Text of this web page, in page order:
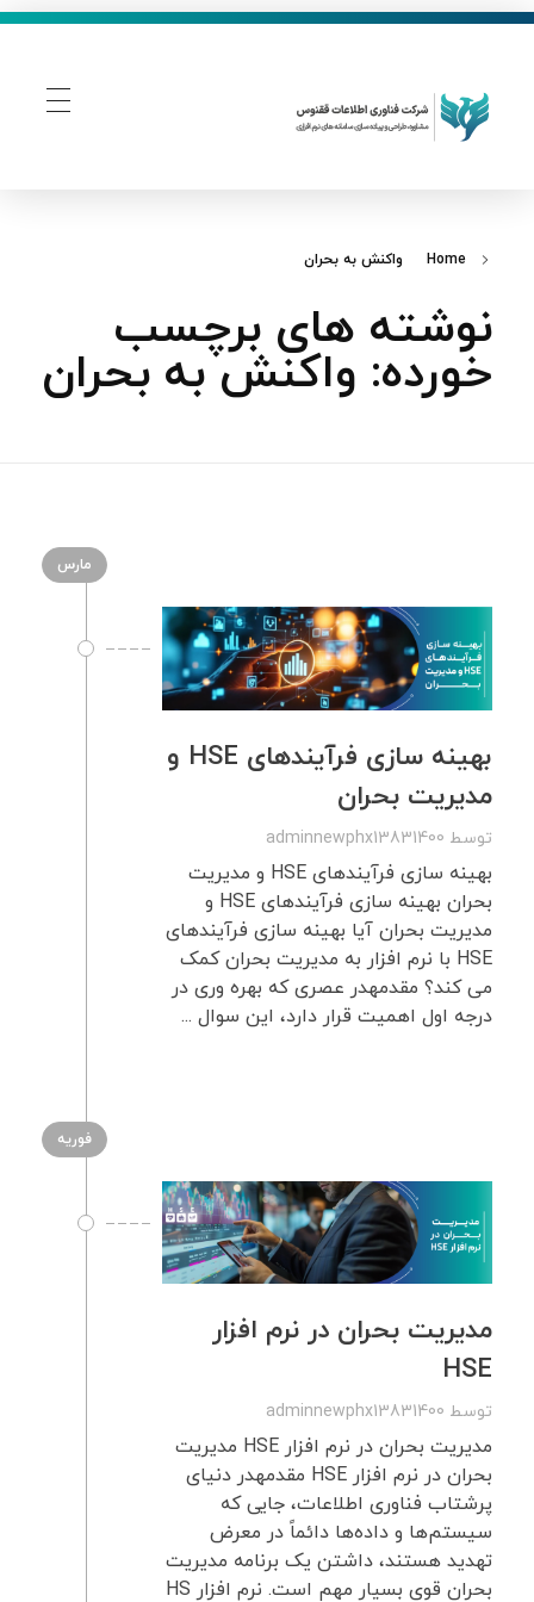
Home واکنش به بحران
نوشته های برچسب
خورده: واکنش به بحران
مارس
بهینه سازی فرآیندهای HSE و
مدیریت بحران
توسط adminnewphx13831400
بهینه سازی فرآیندهای HSE و مدیریت
بحران بهینه سازی فرآیندهای HSE و
مدیریت بحران آیا بهینه سازی فرآیندهای
HSE با نرم افزار به مدیریت بحران کمک
می کند؟ مقدمهدر عصری که بهره وری در
درجه اول اهمیت قرار دارد، این سوال ...
فوریه
مدیریت بحران در نرم افزار
HSE
توسط adminnewphx13831400
مدیریت بحران در نرم افزار HSE مدیریت
بحران در نرم افزار HSE مقدمهدر دنیای
پرشتاب فناوری اطلاعات، جایی که
سیستم‌ها و داده‌ها دائماً در معرض
تهدید هستند، داشتن یک برنامه مدیریت
بحران قوی بسیار مهم است. نرم افزار HS